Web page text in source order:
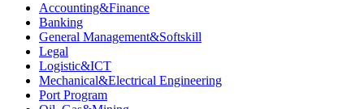
Accounting&Finance
Banking
General Management&Softskill
Legal
Logistic&ICT
Mechanical&Electrical Engineering
Port Program